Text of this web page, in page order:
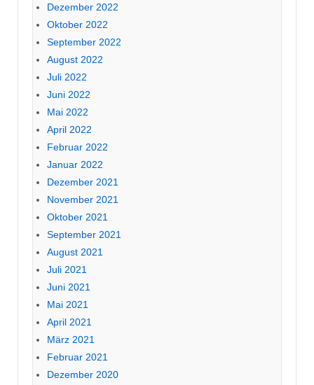
Dezember 2022
Oktober 2022
September 2022
August 2022
Juli 2022
Juni 2022
Mai 2022
April 2022
Februar 2022
Januar 2022
Dezember 2021
November 2021
Oktober 2021
September 2021
August 2021
Juli 2021
Juni 2021
Mai 2021
April 2021
März 2021
Februar 2021
Dezember 2020